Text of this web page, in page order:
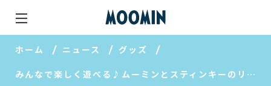
ホーム ニュース グッズ
みんなで楽しく遊べる♪ムーミンとスティンキーのリバーシゲーム☆